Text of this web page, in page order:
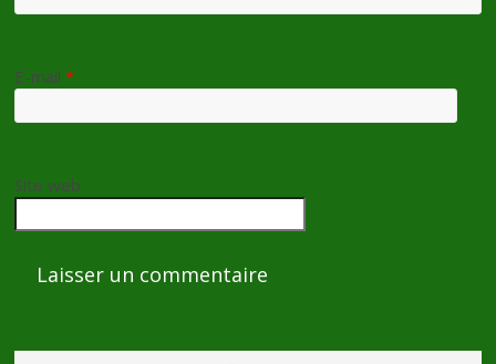
E-mail*
Site web